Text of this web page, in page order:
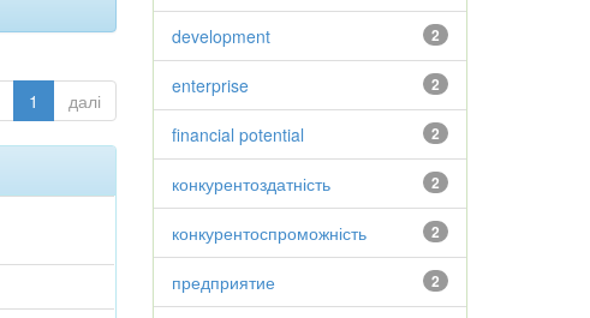
1 далі
2
development
2
enterprise
2
financial potential
2
конкурентоздатність
2
конкурентоспроможність
2
предприятие